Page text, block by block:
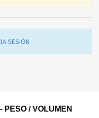
SESIÓN
PESO / VOLUMEN